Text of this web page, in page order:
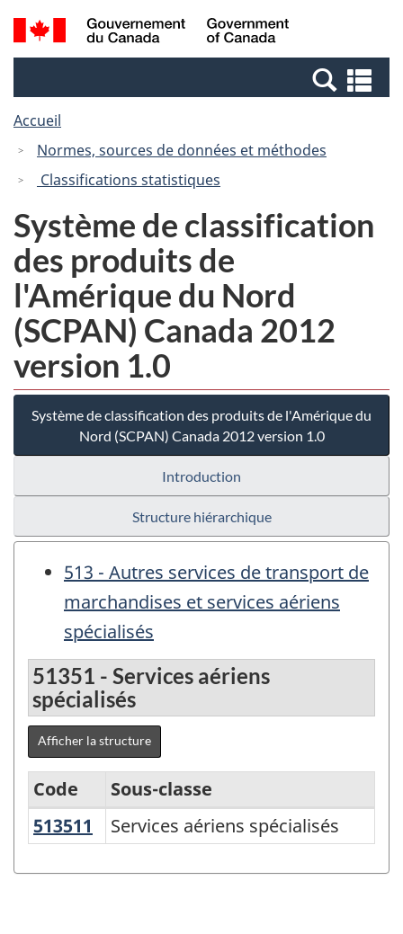
Passer
au
Passer
à
Canada
Recherche
et
et
Accueil
Normes, sources de données et méthodes
Classifications statistiques
Système de classification
des produits de
l'Amérique du Nord
(SCPAN) Canada 2012
version 1.0
Système de classification des produits de l'Amérique du
Nord (SCPAN) Canada 2012 version 1.0
Introduction
Structure hiérarchique
513 - Autres services de transport de
marchandises et services aériens
spécialisés
51351 - Services aériens
spécialisés
Afficher la structure
Système
Code
Sous-classe
513511
Services aériens spécialisés
Services aériens spécialisés